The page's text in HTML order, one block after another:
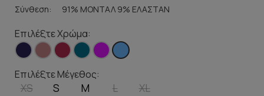
Σύνθεση:
91% ΜΟΝΤΑΛ 9% ΕΛΑΣΤΑΝ
Επιλέξτε Χρώμα:
Επιλέξτε Μέγεθος:
XS S M L XL